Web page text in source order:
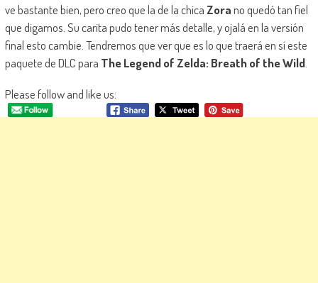
ve bastante bien, pero creo que la de la chica Zorano quedó tan fiel
que digamos. Su carita pudo tener más detalle, y ojalá en la versión
final esto cambie. Tendremos que ver que es lo que traerá en sí este
paquete de DLC para The Legend of Zelda: Breath of the Wild.
Please follow and like us: